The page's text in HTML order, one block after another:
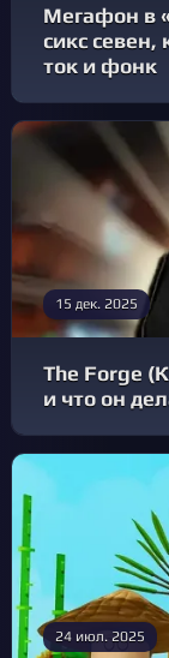
Мегафон в
сикс севен,
ток и фонк
15 дек. 2025
The Forge
и что он
24 июл. 2025